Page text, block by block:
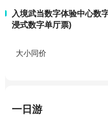
入境武当数字体验中心数
浸式数字单厅票)
大小同价
一日游